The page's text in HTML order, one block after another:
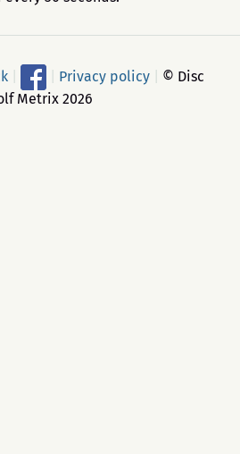
Privacy policy
© Disc
Metrix 2026